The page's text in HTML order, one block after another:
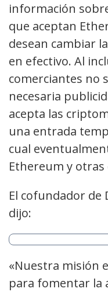
información
que aceptan
desean cambiar
en efectivo. Al
comerciantes no
necesaria
acepta las
una entrada
cual
Ethereum y
El cofundador de
dijo:
«Nuestra misión
para fomentar la